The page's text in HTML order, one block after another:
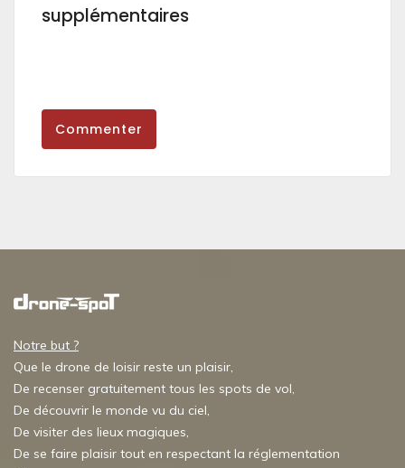
supplémentaires
Commenter
Notre but ?
Que le drone de loisir reste un plaisir,
De recenser gratuitement tous les spots de vol,
De découvrir le monde vu du ciel,
De visiter des lieux magiques,
De se faire plaisir tout en respectant la réglementation